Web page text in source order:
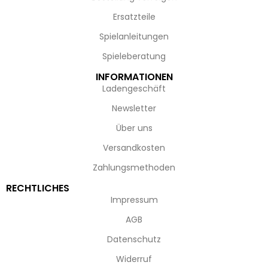
Ersatzteile
Spielanleitungen
Spieleberatung
INFORMATIONEN
Ladengeschäft
Newsletter
Über uns
Versandkosten
Zahlungsmethoden
RECHTLICHES
Impressum
AGB
Datenschutz
Widerruf